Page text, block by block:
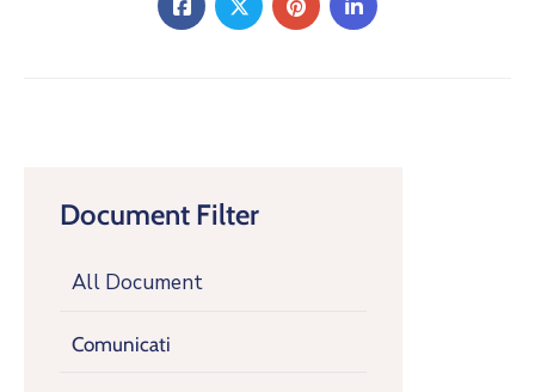
Document Filter
All Document
Comunicati